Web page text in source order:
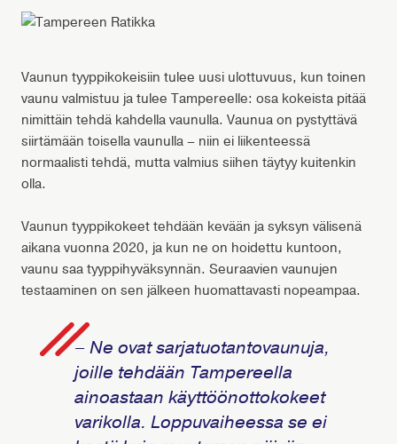
Vaunun tyyppikokeisiin tulee uusi ulottuvuus, kun toinen
vaunu valmistuu ja tulee Tampereelle: osa kokeista pitää
nimittäin tehdä kahdella vaunulla. Vaunua on pystyttävä
siirtämään toisella vaunulla – niin ei liikenteessä
normaalisti tehdä, mutta valmius siihen täytyy kuitenkin
olla.
Vaunun tyyppikokeet tehdään kevään ja syksyn välisenä
aikana vuonna 2020, ja kun ne on hoidettu kuntoon,
vaunu saa tyyppihyväksynnän. Seuraavien vaunujen
testaaminen on sen jälkeen huomattavasti nopeampaa.
– Ne ovat sarjatuotantovaunuja,
joille tehdään Tampereella
ainoastaan käyttöönottokokeet
varikolla. Loppuvaiheessa se ei